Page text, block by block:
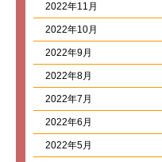
2022年11月
2022年10月
2022年9月
2022年8月
2022年7月
2022年6月
2022年5月